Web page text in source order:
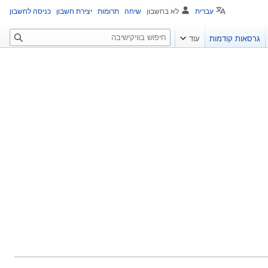
עברית לא בחשבון שיחה תרומות יצירת חשבון כניסה לחשבון
גרסאות קודמות עוד
ח
י